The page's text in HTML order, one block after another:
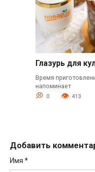
Глазурь для
Время
напоминает
0 413
Добавить
Имя *